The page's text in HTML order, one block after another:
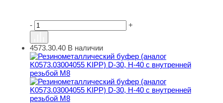
- +
Резинометаллический буфер (аналог K0573.03004055
4573.30.40 В наличии